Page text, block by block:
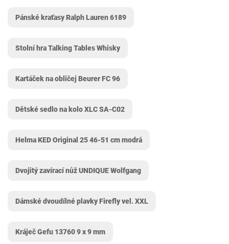
Pánské kraťasy Ralph Lauren 6189
Stolní hra Talking Tables Whisky
Kartáček na obličej Beurer FC 96
Dětské sedlo na kolo XLC SA-C02
Helma KED Original 25 46-51 cm modrá
Dvojitý zavírací nůž UNDIQUE Wolfgang
Dámské dvoudílné plavky Firefly vel. XXL
Kráječ Gefu 13760 9 x 9 mm